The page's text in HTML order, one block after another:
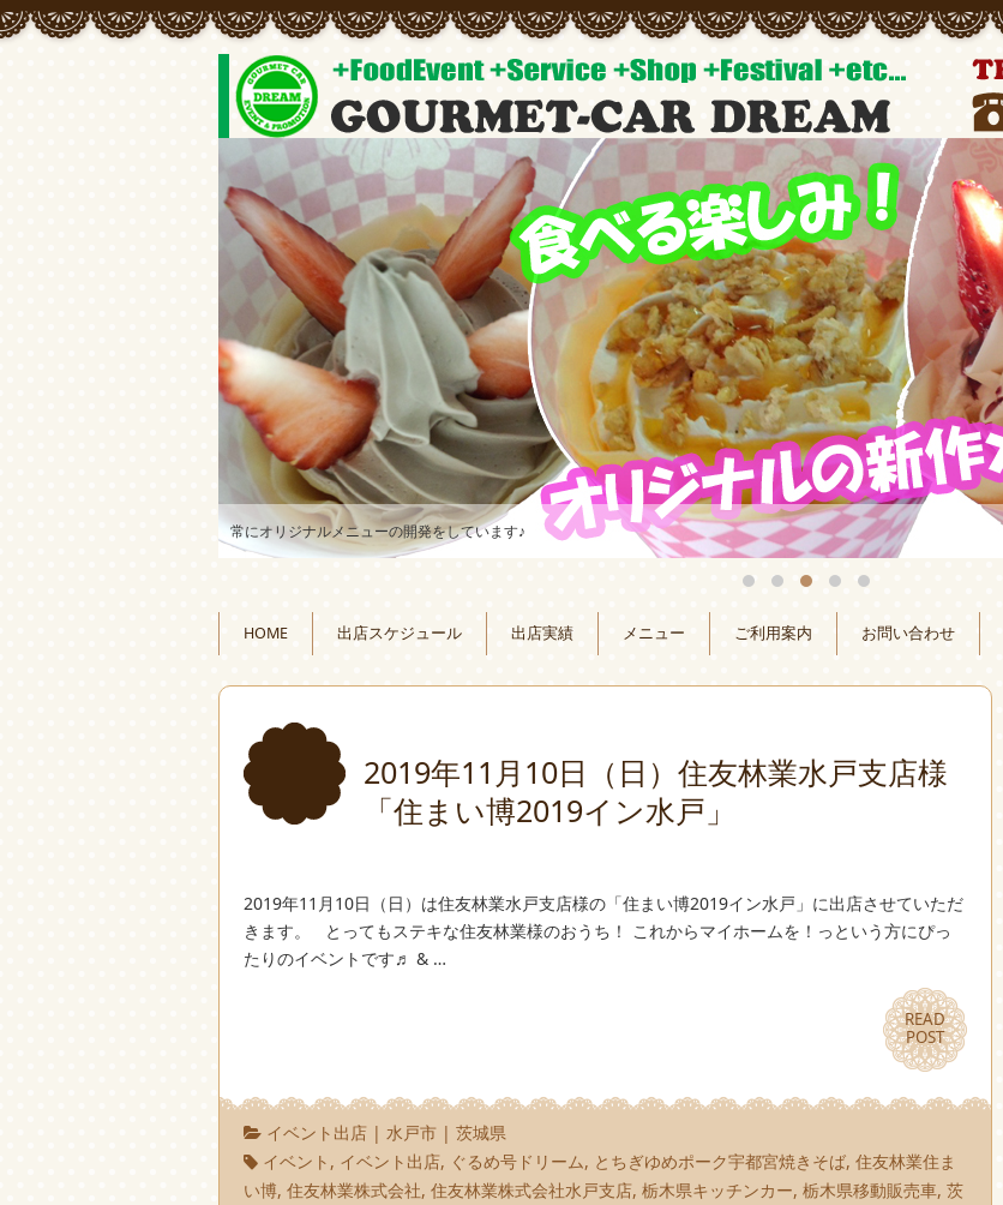
常にオリジナルメニューの開発をしています♪
HOME 出店スケジュール 出店実績 メニュー ご利用案内 お問い合わせ
2019年11月10日（日）住友林業水戸支店様
「住まい博2019イン水戸」
2019年11月10日（日）は住友林業水戸支店様の「住まい博2019イン水戸」に出店させていただ
きます。 とってもステキな住友林業様のおうち！ これからマイホームを！っという方にぴっ
たりのイベントです♬ & …
READ
POST
READ
POST
イベント出店 |水戸市 |茨城県
イベント , イベント出店, ぐるめ号ドリーム, とちぎゆめポーク宇都宮焼きそば,住友林業住ま
い博, 住友林業株式会社, 住友林業株式会社水戸支店, 栃木県キッチンカー, 栃木県移動販売車, 茨